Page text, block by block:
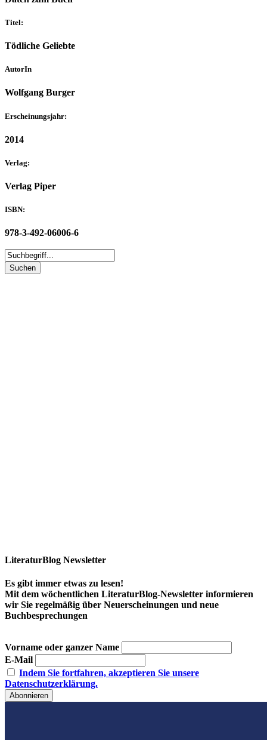
Titel:
Tödliche Geliebte
AutorIn
Wolfgang Burger
Erscheinungsjahr:
2014
Verlag:
Verlag Piper
ISBN:
978-3-492-06006-6
LiteraturBlog Newsletter
Es gibt immer etwas zu lesen!
Mit dem wöchentlichen LiteraturBlog-Newsletter informieren
wir Sie regelmäßig über Neuerscheinungen und neue
Buchbesprechungen
Vorname oder ganzer Name
E-Mail
Indem Sie fortfahren, akzeptieren Sie unsere
Datenschutzerklärung.